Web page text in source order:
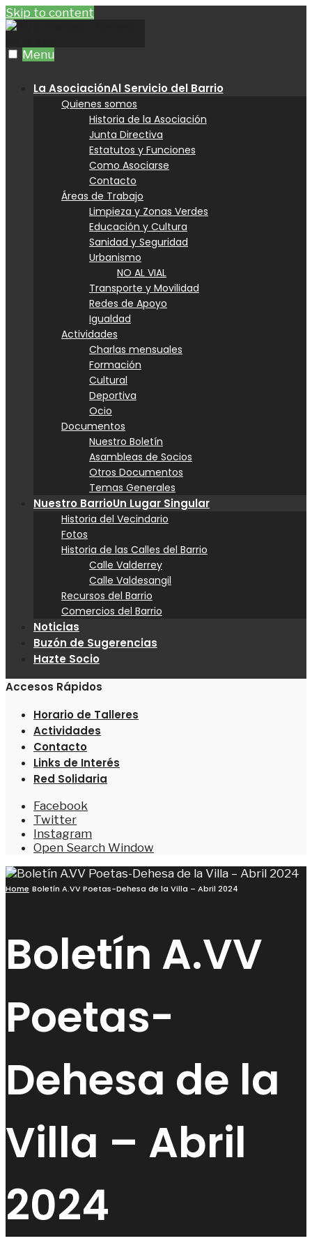
Skip to content
Menu
La AsociaciónAl Servicio del Barrio
Quienes somos
Historia de la Asociación
Junta Directiva
Estatutos y Funciones
Como Asociarse
Contacto
Áreas de Trabajo
Limpieza y Zonas Verdes
Educación y Cultura
Sanidad y Seguridad
Urbanismo
NO AL VIAL
Transporte y Movilidad
Redes de Apoyo
Igualdad
Actividades
Charlas mensuales
Formación
Cultural
Deportiva
Ocio
Documentos
Nuestro Boletín
Asambleas de Socios
Otros Documentos
Temas Generales
Nuestro BarrioUn Lugar Singular
Historia del Vecindario
Fotos
Historia de las Calles del Barrio
Calle Valderrey
Calle Valdesangil
Recursos del Barrio
Comercios del Barrio
Noticias
Buzón de Sugerencias
Hazte Socio
Accesos Rápidos
Horario de Talleres
Actividades
Contacto
Links de Interés
Red Solidaria
Facebook
Twitter
Instagram
Open Search Window
Home Boletín A.VV Poetas-Dehesa de la Villa – Abril 2024
Boletín A.VV
Poetas-
Dehesa de la
Villa – Abril
2024